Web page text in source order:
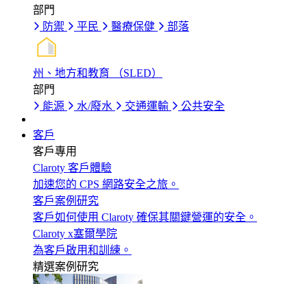
部門
防禦
平民 醫療保健 部落
州、地方和教育 （SLED）
部門
能源
水/廢水 交通運輸 公共安全
客戶
客戶專用
Claroty 客戶體驗
加速您的 CPS 網路安全之旅。
客戶案例研究
客戶如何使用 Claroty 確保其關鍵營運的安全。
Claroty x塞爾學院
為客戶啟用和訓練。
精選案例研究